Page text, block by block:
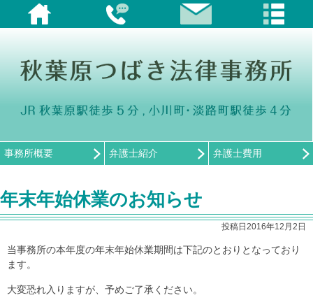
事務所概要 弁護士紹介 弁護士費用
年末年始休業のお知らせ
投稿日2016年12月2日
当事務所の本年度の年末年始休業期間は下記のとおりとなっており
ます。
大変恐れ入りますが、予めご了承ください。